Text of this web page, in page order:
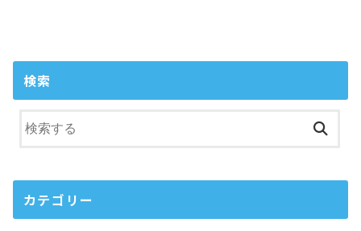
検索
カテゴリー